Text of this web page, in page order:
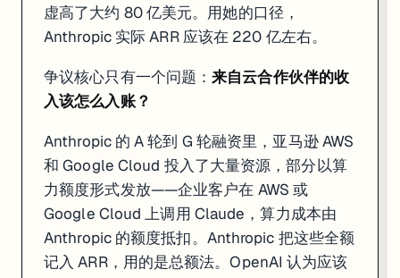
虚高了大约 80 亿美元。用她的口径，
Anthropic 实际 ARR 应该在 220 亿左右。
争议核心只有一个问题：来自云合作伙伴的收
入该怎么入账？
Anthropic 的 A 轮到 G 轮融资里，亚马逊 AWS
和 Google Cloud 投入了大量资源，部分以算
力额度形式发放——企业客户在 AWS 或
Google Cloud 上调用 Claude，算力成本由
Anthropic 的额度抵扣。Anthropic 把这些全额
记入 ARR，用的是总额法。OpenAI 认为应该